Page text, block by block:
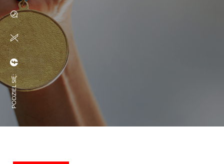
PODZIEL SIĘ: